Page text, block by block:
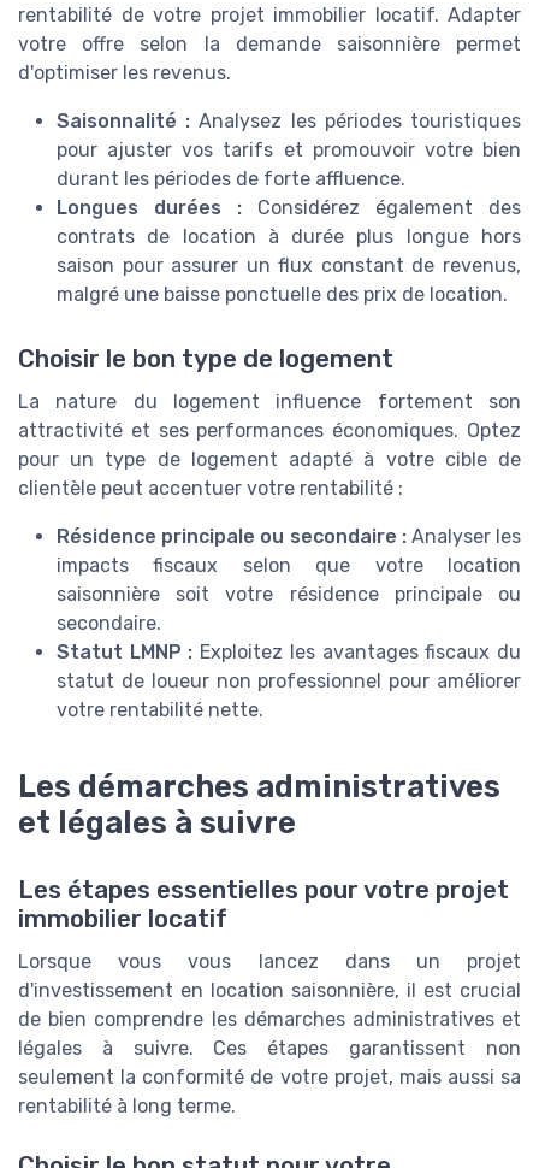
rentabilité de votre projet immobilier locatif. Adapter
votre offre selon la demande saisonnière permet
d'optimiser les revenus.
Saisonnalité : Analysez les périodes touristiques
pour ajuster vos tarifs et promouvoir votre bien
durant les périodes de forte affluence.
Longues durées : Considérez également des
contrats de location à durée plus longue hors
saison pour assurer un flux constant de revenus,
malgré une baisse ponctuelle des prix de location.
Choisir le bon type de logement
La nature du logement influence fortement son
attractivité et ses performances économiques. Optez
pour un type de logement adapté à votre cible de
clientèle peut accentuer votre rentabilité :
Résidence principale ou secondaire :Analyser les
impacts fiscaux selon que votre location
saisonnière soit votre résidence principale ou
secondaire.
Statut LMNP : Exploitez les avantages fiscaux du
statut de loueur non professionnel pour améliorer
votre rentabilité nette.
Les démarches administratives
et légales à suivre
Les étapes essentielles pour votre projet
immobilier locatif
Lorsque vous vous lancez dans un projet
d'investissement en location saisonnière, il est crucial
de bien comprendre les démarches administratives et
légales à suivre. Ces étapes garantissent non
seulement la conformité de votre projet, mais aussi sa
rentabilité à long terme.